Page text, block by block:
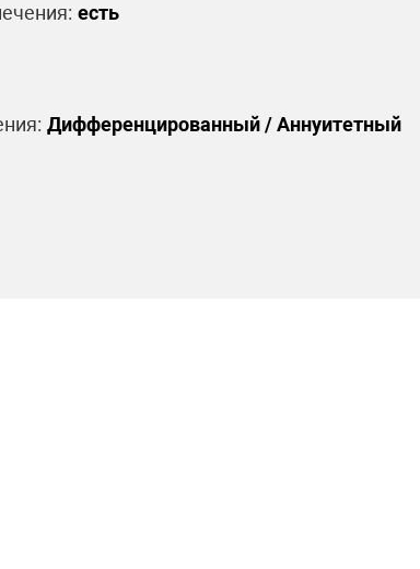
есть
Дифференцированный / Аннуитетный